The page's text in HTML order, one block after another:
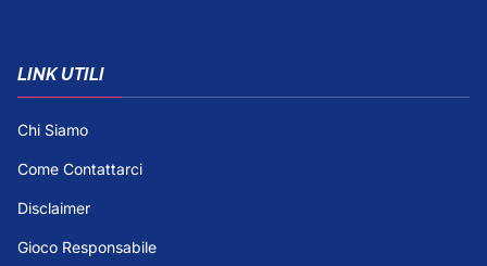
LINK UTILI
Chi Siamo
Come Contattarci
Disclaimer
Gioco Responsabile